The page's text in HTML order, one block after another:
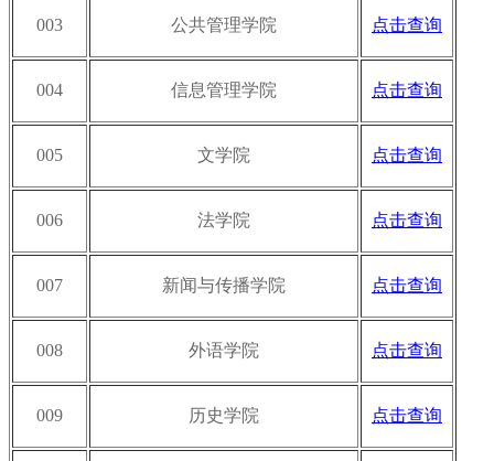
003 公共管理学院 点击查询
004 信息管理学院 点击查询
005 文学院 点击查询
006 法学院 点击查询
007 新闻与传播学院 点击查询
008 外语学院 点击查询
009 历史学院 点击查询